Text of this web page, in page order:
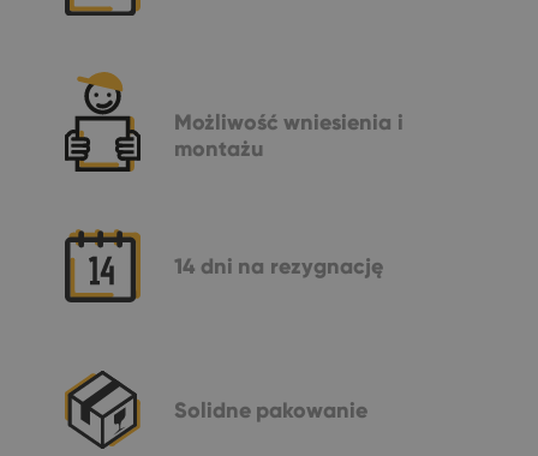
Możliwość wniesienia i
montażu
14 dni na rezygnację
Solidne pakowanie